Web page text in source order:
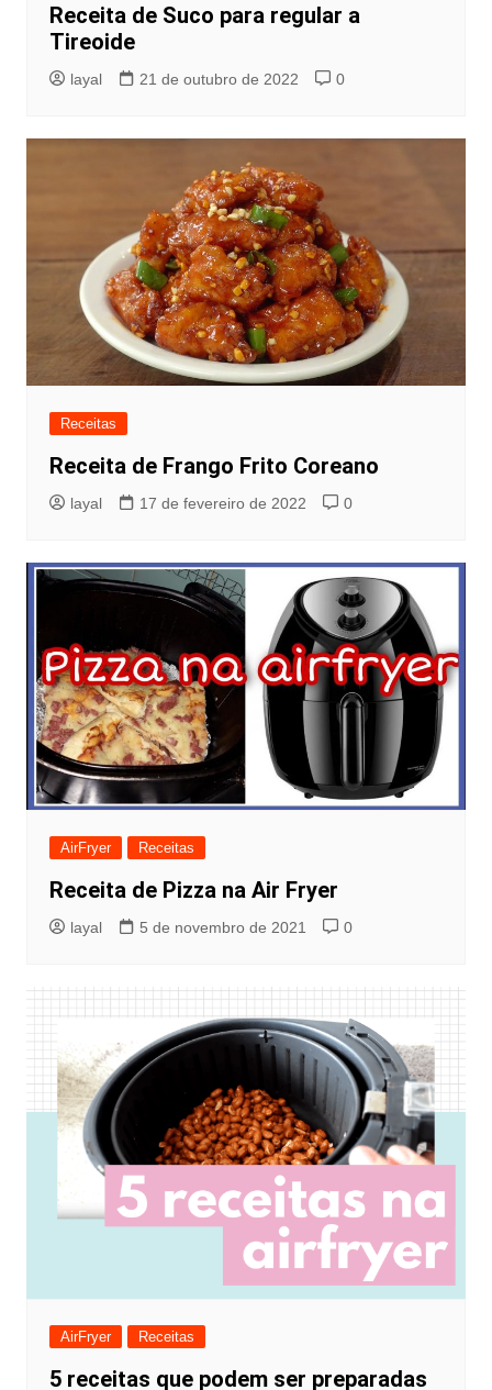
Receita de Suco para regular a
Tireoide
layal 21 de outubro de 2022 0
Receitas
Receita de Frango Frito Coreano
layal 17 de fevereiro de 2022 0
AirFryer Receitas
Receita de Pizza na Air Fryer
layal 5 de novembro de 2021 0
AirFryer Receitas
5 receitas que podem ser preparadas